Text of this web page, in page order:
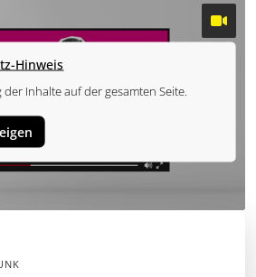
Hinweis
Inhalte auf der gesamten Seite.